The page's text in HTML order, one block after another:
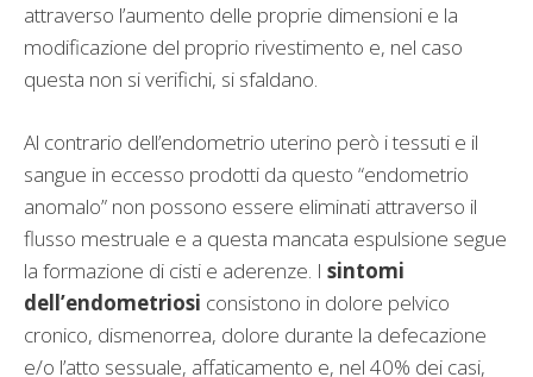
attraverso l’aumento delle proprie dimensioni e la
modificazione del proprio rivestimento e, nel caso
questa non si verifichi, si sfaldano.
Al contrario dell’endometrio uterino però i tessuti e il
sangue in eccesso prodotti da questo “endometrio
anomalo” non possono essere eliminati attraverso il
flusso mestruale e a questa mancata espulsione segue
la formazione di cisti e aderenze. I sintomi
dell’endometriosi consistono in dolore pelvico
cronico, dismenorrea, dolore durante la defecazione
e/o l’atto sessuale, affaticamento e, nel 40% dei casi,